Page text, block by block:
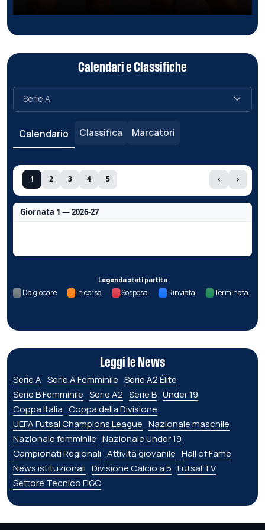
Calendari e Classifiche
Calendario Classifica Marcatori
1 2 3 4 5 ‹ ›
Giornata 1 — 2026-27
Legenda stati partita
Da giocare In corso Sospesa Rinviata Terminata
Leggi le News
Serie A Serie A Femminile Serie A2 Élite
Serie B Femminile Serie A2 Serie B Under 19
Coppa Italia Coppa della Divisione
UEFA Futsal Champions League Nazionale maschile
Nazionale femminile Nazionale Under 19
Campionati Regionali Attività giovanile Hall of Fame
News istituzionali Divisione Calcio a 5 Futsal TV
Settore Tecnico FIGC